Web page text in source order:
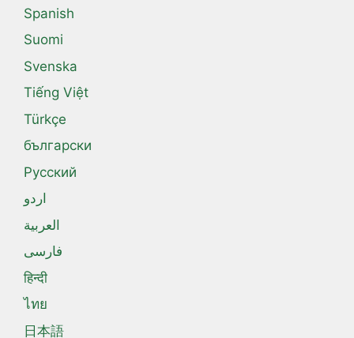
Spanish
Suomi
Svenska
Tiếng Việt
Türkçe
български
Русский
اردو
العربية
فارسی
हिन्दी
ไทย
日本語